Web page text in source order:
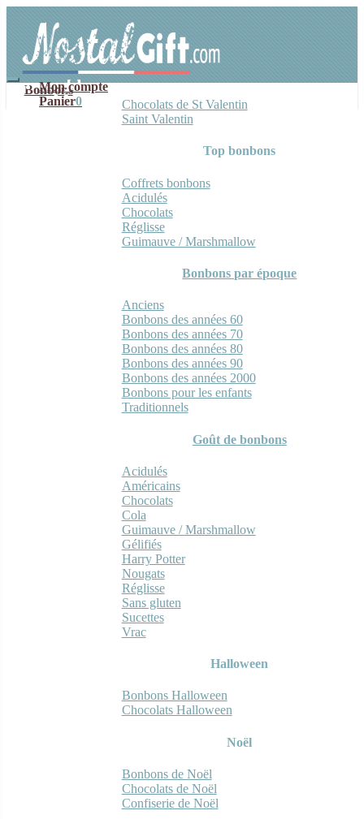
navigation
contenu
Mon compte
Panier0
Bonbons
Chocolats de St Valentin
Saint Valentin
Top bonbons
Coffrets bonbons
Acidulés
Chocolats
Réglisse
Guimauve / Marshmallow
Bonbons par époque
Anciens
Bonbons des années 60
Bonbons des années 70
Bonbons des années 80
Bonbons des années 90
Bonbons des années 2000
Bonbons pour les enfants
Traditionnels
Goût de bonbons
Acidulés
Américains
Chocolats
Cola
Guimauve / Marshmallow
Gélifiés
Harry Potter
Nougats
Réglisse
Sans gluten
Sucettes
Vrac
Halloween
Bonbons Halloween
Chocolats Halloween
Noël
Bonbons de Noël
Chocolats de Noël
Confiserie de Noël